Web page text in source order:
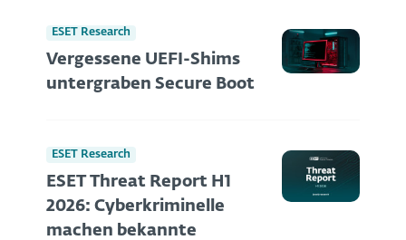
ESET Research
Vergessene UEFI-Shims
untergraben Secure Boot
ESET Research
ESET Threat Report H1
2026: Cyberkriminelle
machen bekannte